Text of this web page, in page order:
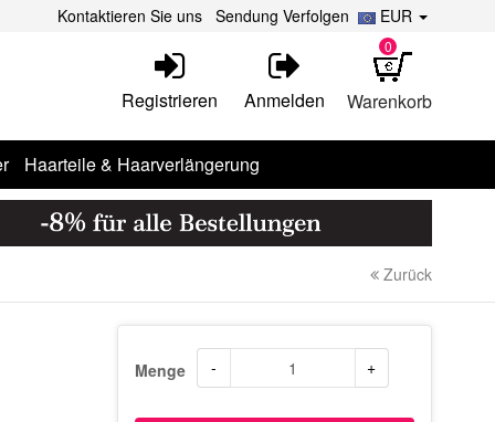
EUR
Kontaktieren Sie uns Sendung Verfolgen
Warenkorb
0
Registrieren Anmelden
Haarteile & Haarverlängerung
Zurück
Menge - +